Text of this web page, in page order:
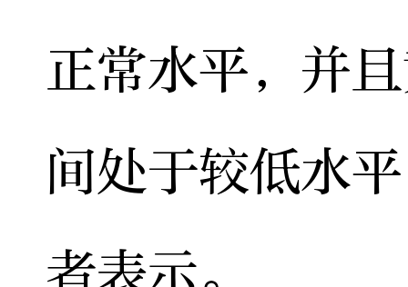
正常水平，并
间处于较低水
者表示。